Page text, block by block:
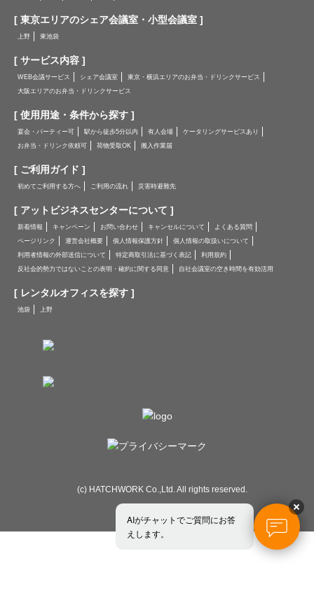
[ 東京エリアのシェア会議室・小型会議室 ]
上野 東池袋
[ サービス内容 ]
WEB会議サービス シェア会議室
東京・横浜エリアのお弁当・ドリンクサービス
大阪エリアのお弁当・ドリンクサービス
[ 使用用途・条件から探す ]
宴会・パーティー可 駅から徒歩5分以内 有人会場
ケータリングサービスあり
お弁当・ドリンク依頼可
荷物受取OK 搬入作業届
[ ご利用ガイド ]
初めてご利用する方へ ご利用の流れ 災害時避難先
[ アットビジネスセンターについて ]
新着情報 キャンペーン お問い合わせ キャンセルについて
よくある質問
ページリンク
運営会社概要 個人情報保護方針
個人情報の取扱いについて
利用者情報の外部送信について
特定商取引法に基づく表記
利用規約
反社会的勢力ではないことの表明・確約に関する同意
自社会議室の空き時間を有効活用
[ レンタルオフィスを探す ]
池袋 上野
(c) HATCHWORK Co.,Ltd. All rights reserved.
AIがチャットでご質問にお答
えします。